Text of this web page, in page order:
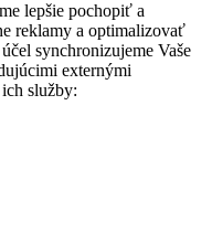
lepšie pochopiť a
reklamy a optimalizovať
synchronizujeme Vaše
externými
služby: